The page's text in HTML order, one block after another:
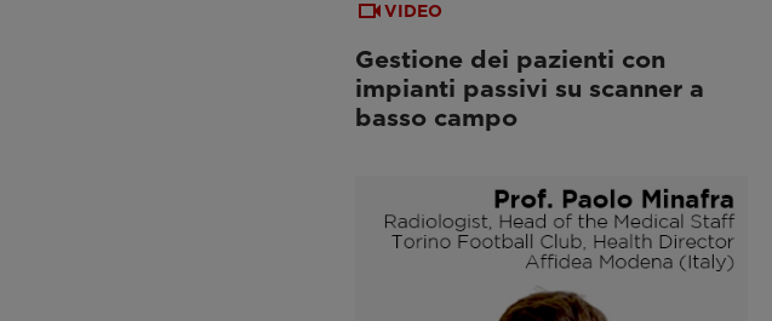
VIDEO
Gestione dei pazienti con
impianti passivi su scanner a
basso campo